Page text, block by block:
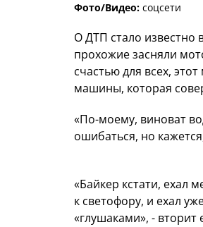
Фото/Видео: соцсети
О ДТП стало известно
прохожие засняли
счастью для всех,
машины, которая
«По-моему, виноват
ошибаться, но
«Байкер кстати, ехал
к светофору, и ехал
«глушаками», - вторит